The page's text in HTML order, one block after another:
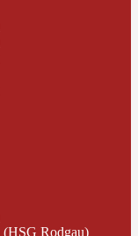
(HSG Rodgau)